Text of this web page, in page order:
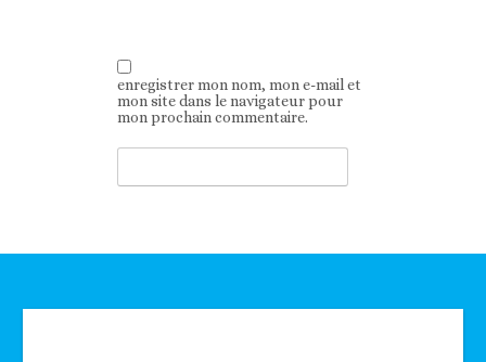
enregistrer mon nom, mon e-mail et
mon site dans le navigateur pour
mon prochain commentaire.